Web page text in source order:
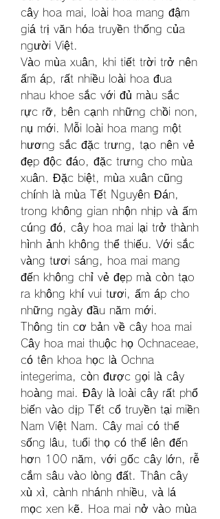
cây hoa mai, loài hoa mang đậm
giá trị văn hóa truyền thống của
người Việt.
Vào mùa xuân, khi tiết trời trở nên
ấm áp, rất nhiều loài hoa đua
nhau khoe sắc với đủ màu sắc
rực rỡ, bên cạnh những chồi non,
nụ mới. Mỗi loài hoa mang một
hương sắc đặc trưng, tạo nên vẻ
đẹp độc đáo, đặc trưng cho mùa
xuân. Đặc biệt, mùa xuân cũng
chính là mùa Tết Nguyên Đán,
trong không gian nhộn nhịp và ấm
cúng đó, cây hoa mai lại trở thành
hình ảnh không thể thiếu. Với sắc
vàng tươi sáng, hoa mai mang
đến không chỉ vẻ đẹp mà còn tạo
ra không khí vui tươi, ấm áp cho
những ngày đầu năm mới.
Thông tin cơ bản về cây hoa mai
Cây hoa mai thuộc họ Ochnaceae,
có tên khoa học là Ochna
integerima, còn được gọi là cây
hoàng mai. Đây là loài cây rất phổ
biến vào dịp Tết cổ truyền tại miền
Nam Việt Nam. Cây mai có thể
sống lâu, tuổi thọ có thể lên đến
hơn 100 năm, với gốc cây lớn, rễ
cắm sâu vào lòng đất. Thân cây
xù xì, cành nhánh nhiều, và lá
mọc xen kẽ. Hoa mai nở vào mùa